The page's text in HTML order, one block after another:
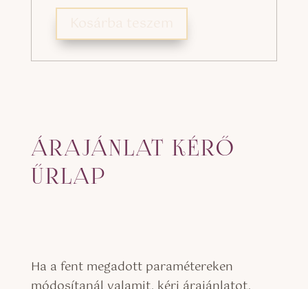
ÁRAJÁNLAT KÉRŐ
ŰRLAP
Ha a fent megadott paramétereken